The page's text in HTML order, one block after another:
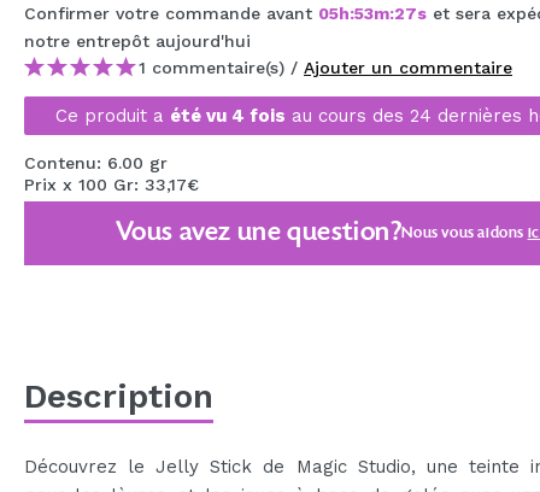
MAQUIFARMA
KOREA ZONE
TRAVEL SIZE
NATURE
BIENTÔT DISPONIBLE
Confirmer votre commande avant 05h:53m:26set sera
notre entrepôt aujourd'hui
1 commentaire(s) / Ajouter un commentaire
Ce produit a été vu 4 fois au cours des 24 dernières
Contenu: 6.00 gr
Prix x 100 Gr: 33,17€
Vous avez une question?Nous vous aidons
Description
Découvrez le Jelly Stick de Magic Studio, une teinte